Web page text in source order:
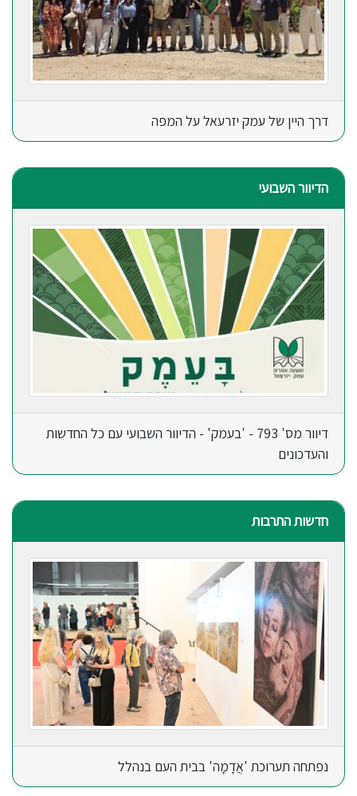
דרך היין של עמק יזרעאל על המפה
הדיוור השבועי
דיוור מס' 793 - 'בעמק' - הדיוור השבועי עם כל החדשות
והעדכונים
חדשות התרבות
נפתחה תערוכת 'אֲדָמָה' בבית העם בנהלל